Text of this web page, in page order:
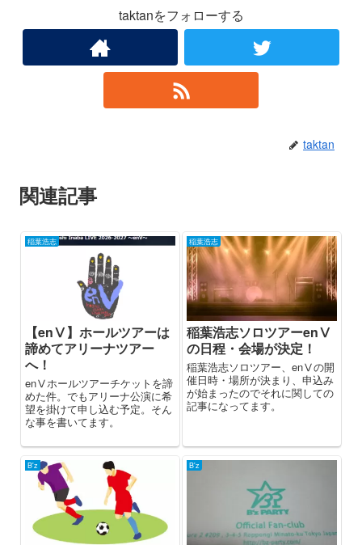
taktanをフォローする
taktan
関連記事
稲葉浩志
【enⅤ】ホールツアーは
諦めてアリーナツアー
へ！
enⅤホールツアーチケットを諦
めた件。でもアリーナ公演に希
望を掛けて申し込む予定。そん
な事を書いてます。
稲葉浩志
稲葉浩志ソロツアーenⅤ
の日程・会場が決定！
稲葉浩志ソロツアー、enⅤの開
催日時・場所が決まり、申込み
が始まったのでそれに関しての
記事になってます。
B'z B'z